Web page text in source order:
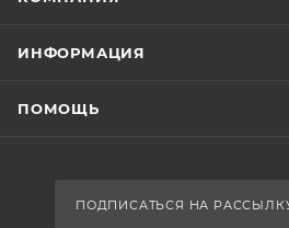
ИНФОРМАЦИЯ
ПОМОЩЬ
ПОДПИСАТЬСЯ НА